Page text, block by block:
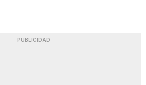
PUBLICIDAD